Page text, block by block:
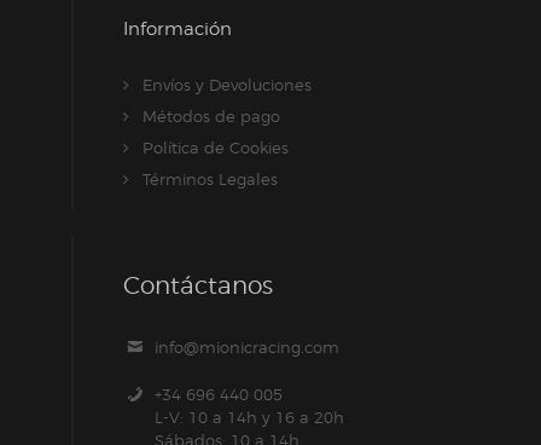
Información
Envíos y Devoluciones
Métodos de pago
Política de Cookies
Términos Legales
Contáctanos
info@mionicracing.com
+34 696 440 005
L-V: 10 a 14h y 16 a 20h
Sábados: 10 a 14h